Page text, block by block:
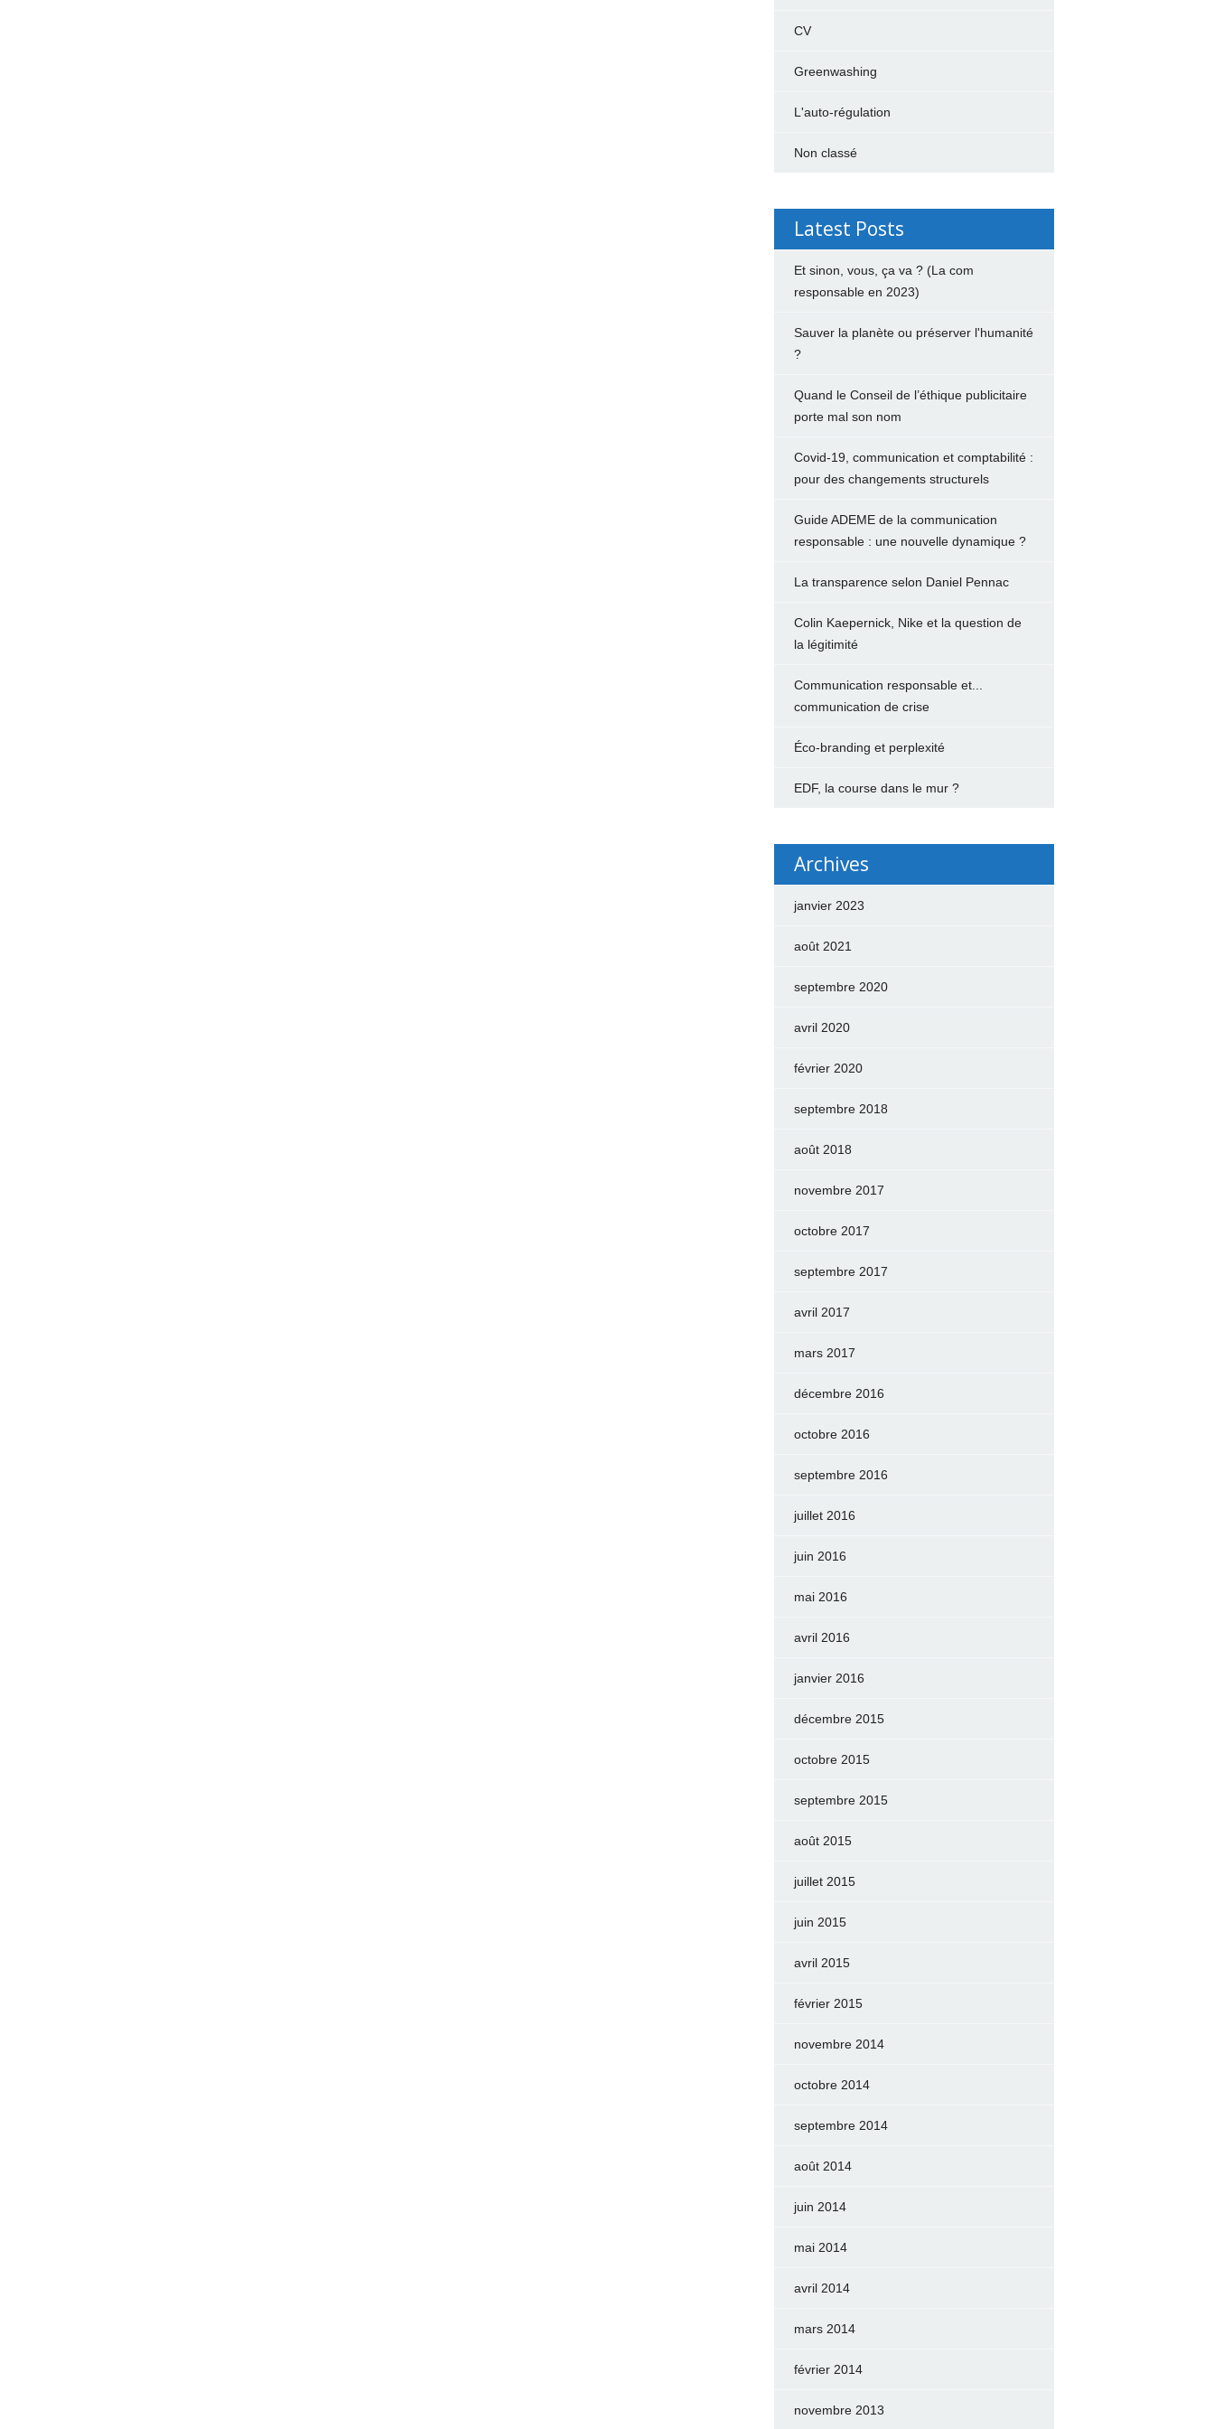
CV
Greenwashing
L'auto-régulation
Non classé
Latest Posts
Et sinon, vous, ça va ? (La com
responsable en 2023)
Sauver la planète ou préserver l'humanité
?
Quand le Conseil de l’éthique publicitaire
porte mal son nom
Covid-19, communication et comptabilité :
pour des changements structurels
Guide ADEME de la communication
responsable : une nouvelle dynamique ?
La transparence selon Daniel Pennac
Colin Kaepernick, Nike et la question de
la légitimité
Communication responsable et...
communication de crise
Éco-branding et perplexité
EDF, la course dans le mur ?
Archives
janvier 2023
août 2021
septembre 2020
avril 2020
février 2020
septembre 2018
août 2018
novembre 2017
octobre 2017
septembre 2017
avril 2017
mars 2017
décembre 2016
octobre 2016
septembre 2016
juillet 2016
juin 2016
mai 2016
avril 2016
janvier 2016
décembre 2015
octobre 2015
septembre 2015
août 2015
juillet 2015
juin 2015
avril 2015
février 2015
novembre 2014
octobre 2014
septembre 2014
août 2014
juin 2014
mai 2014
avril 2014
mars 2014
février 2014
novembre 2013